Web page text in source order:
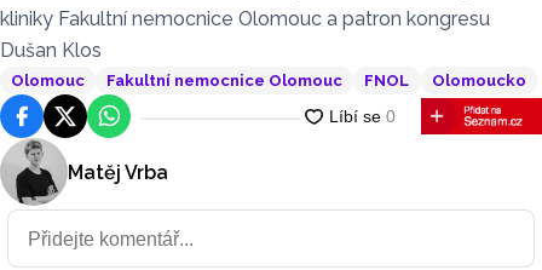
kliniky Fakultní nemocnice Olomouc a patron kongresu
Dušan Klos
Olomouc Fakultní nemocnice Olomouc FNOL Olomoucko
FacebookPlatforma X
WhatsApp
Matěj Vrba